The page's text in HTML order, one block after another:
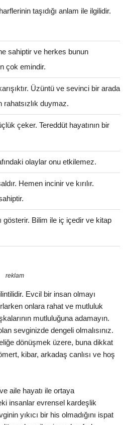
taşıdığı anlam ile ilgilidir.
sahiptir ve herkes bunun
çok emindir.
Üzüntü ve sevinci bir arada
duymaz.
çeker. Tereddüt hayatının bir
olaylar onu etkilemez.
Hemen incinir ve kırılır.
gösterir. Bilim ile iç içedir ve kitap
reklam
Evcil bir insan olmayı
onlara rahat ve mutluluk
mutluluğuna adamayın.
sevginizde dengeli olmalısınız.
dönüşmek üzere, buna dikkat
kibar, arkadaş canlısı ve hoş
aile hayatı ile ortaya
insanlar evrensel kardeşlik
yıkıcı bir his olmadığını ispat